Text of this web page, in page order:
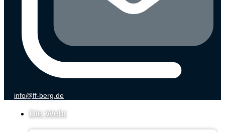
info@ff-berg.de
Die Wehr